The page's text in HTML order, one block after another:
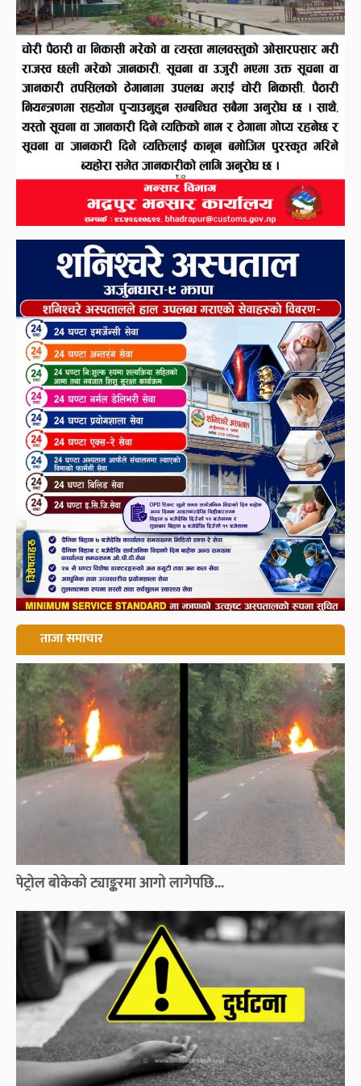
ताजा समाचार
पेट्रोल बोकेको ट्याङ्करमा आगो लागेपछि...